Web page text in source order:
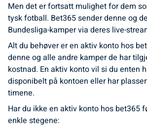
Men det er fortsatt mulighet for dem
tysk fotball. Bet365 sender denne og
Bundesliga-kamper via deres live-
Alt du behøver er en aktiv konto hos
denne og alle andre kamper de har
kostnad. En aktiv konto vil si du enten
disponibelt på kontoen eller har
timene.
Har du ikke en aktiv konto hos bet365
enkle stegene: